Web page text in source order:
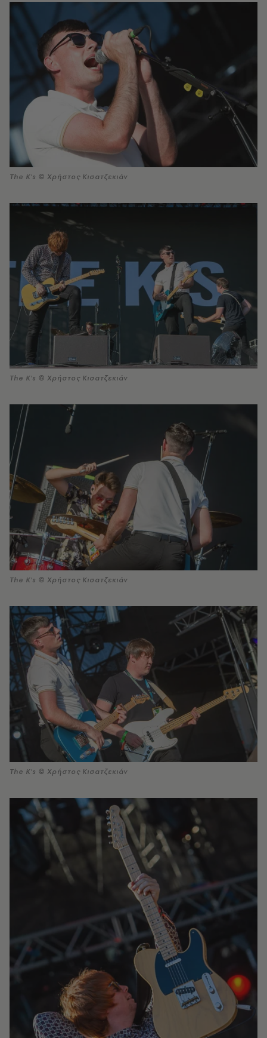
The K's © Χρήστος Κισατζεκιάν
The K's © Χρήστος Κισατζεκιάν
The K's © Χρήστος Κισατζεκιάν
The K's © Χρήστος Κισατζεκιάν